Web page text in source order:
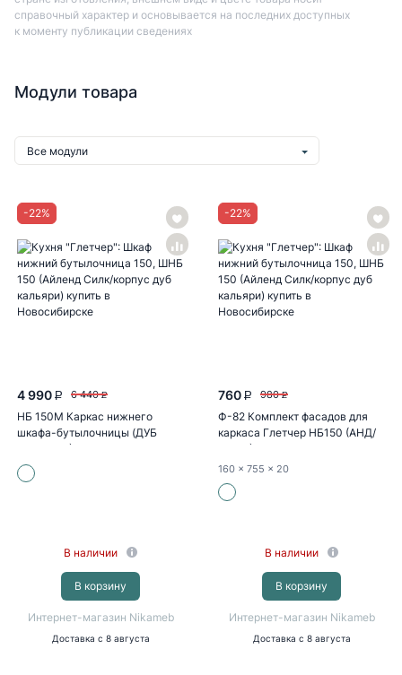
справочный характер и основывается на последних доступных
к моменту публикации сведениях
Модули товара
Все модули
-22%
4 990 P 6 440 P
НБ 150М Каркас нижнего
шкафа-бутылочницы (ДУБ
КАЛЬЯРИ)
В наличии
В корзину
Интернет-магазин Nikameb
Доставка с 8 августа
-22%
760 P 980 P
Ф-82 Комплект фасадов для
каркаса Глетчер НБ150 (АНД/
СИЛК)
160 x 755 x 20
В наличии
В корзину
Интернет-магазин Nikameb
Доставка с 8 августа